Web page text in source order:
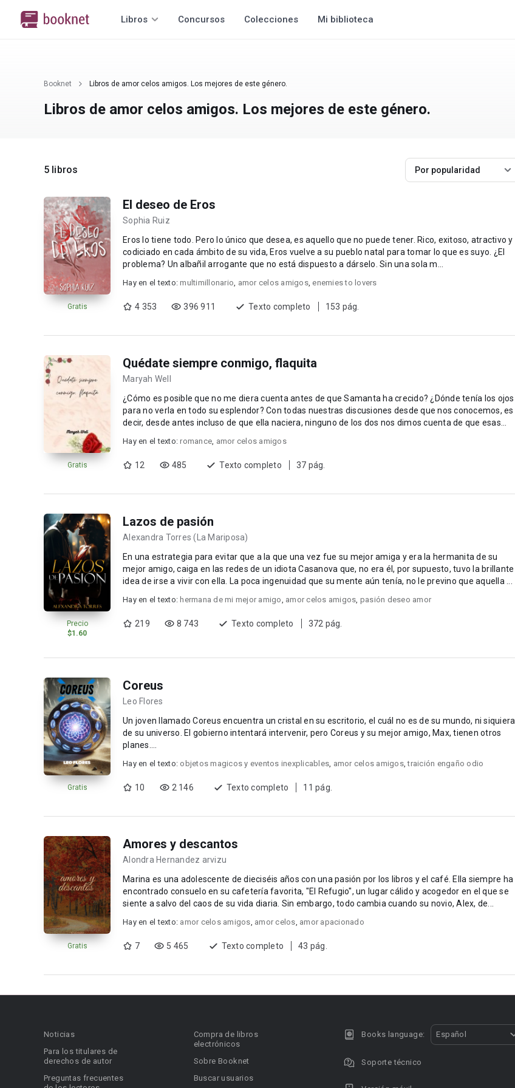
Libros Concursos Colecciones Mi biblioteca
Booknet Libros de amor celos amigos. Los mejores de este género.
Libros de amor celos amigos. Los mejores de este género.
5 libros Por popularidad
Gratis
El deseo de Eros
Sophia Ruiz
Eros lo tiene todo. Pero lo único que desea, es aquello que no puede tener. Rico, exitoso, atractivo y
codiciado en cada ámbito de su vida, Eros vuelve a su pueblo natal para tomar lo que es suyo. ¿El
problema? Un albañil arrogante que no está dispuesto a dárselo. Sin una sola m...
Hay en el texto:multimillonario, amor celos amigos, enemies to lovers
4 353 396 911 Texto completo 153 pág.
Gratis
Quédate siempre conmigo, flaquita
Maryah Well
¿Cómo es posible que no me diera cuenta antes de que Samanta ha crecido? ¿Dónde tenía los ojos
para no verla en todo su esplendor? Con todas nuestras discusiones desde que nos conocemos, es
decir, desde antes incluso de que ella naciera, ninguno de los dos nos dimos cuenta de que esas
Hay en el texto:romance, amor celos amigos
12 485 Texto completo 37 pág.
Precio
$1.60
Lazos de pasión
Alexandra Torres (La Mariposa)
En una estrategia para evitar que a la que una vez fue su mejor amiga y era la hermanita de su
mejor amigo, caiga en las redes de un idiota Casanova que, no era él, por supuesto, tuvo la brillante
idea de irse a vivir con ella. La poca ingenuidad que su mente aún tenía, no le previno que aquella ...
Hay en el texto: hermana de mi mejor amigo, amor celos amigos, pasión deseo amor
219 8 743 Texto completo 372 pág.
Gratis
Coreus
Leo Flores
Un joven llamado Coreus encuentra un cristal en su escritorio, el cuál no es de su mundo, ni siquiera
de su universo. El gobierno intentará intervenir, pero Coreus y su mejor amigo, Max, tienen otros
planes....
Hay en el texto: objetos magicos y eventos inexplicables, amor celos amigos,traición engaño odio
10 2 146 Texto completo 11 pág.
Gratis
Amores y descantos
Alondra Hernandez arvizu
Marina es una adolescente de dieciséis años con una pasión por los libros y el café. Ella siempre ha
encontrado consuelo en su cafetería favorita, "El Refugio", un lugar cálido y acogedor en el que se
siente a salvo del caos de su vida diaria. Sin embargo, todo cambia cuando su novio, Alex, de...
Hay en el texto: amor celos amigos, amor celos, amor apacionado
7 5 465 Texto completo 43 pág.
Noticias
Para los titulares de
derechos de autor
Preguntas frecuentes
Compra de libros
electrónicos
Sobre Booknet
Buscar usuarios
Books language: Español
Soporte técnico